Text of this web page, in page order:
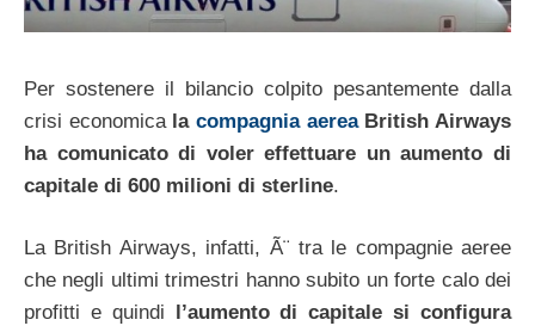
Per sostenere il bilancio colpito pesantemente dalla
crisi economica lacompagnia aereaBritish Airways
ha comunicato di voler effettuare un aumento di
capitale di 600 milioni di sterline.
La British Airways, infatti, Ã¨ tra le compagnie aeree
che negli ultimi trimestri hanno subito un forte calo dei
profitti e quindi l’aumento di capitale si configura